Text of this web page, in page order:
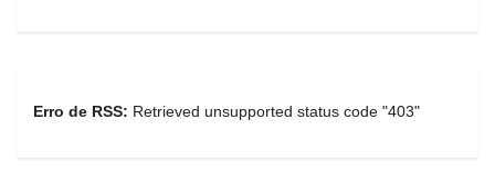
Erro de RSS: Retrieved unsupported status code "403"